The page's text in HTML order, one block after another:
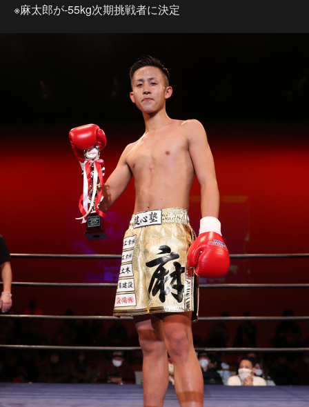
※麻太郎が-55kg次期挑戦者に決定